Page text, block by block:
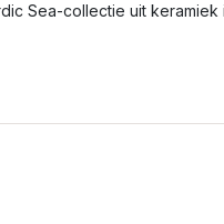
Sea-collectie uit keramiek